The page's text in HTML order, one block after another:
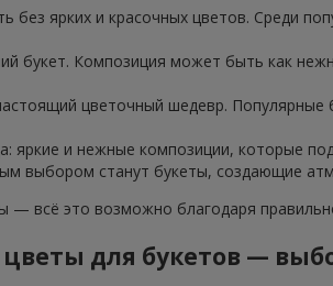
без ярких и красочных цветов. Среди
букет. Композиция может быть как
цветочный шедевр.
яркие и нежные композиции, которые
выбором станут букеты, создающие
всё это возможно благодаря
для букетов —